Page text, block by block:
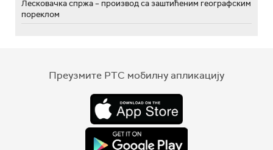
Лесковачка спржа – производ са заштићеним географским
пореклом
Преузмите РТС мобилну апликацију